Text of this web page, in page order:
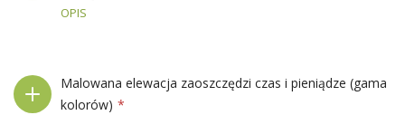
OPIS
Malowana elewacja zaoszczędzi czas i pieniądze (gama
kolorów)